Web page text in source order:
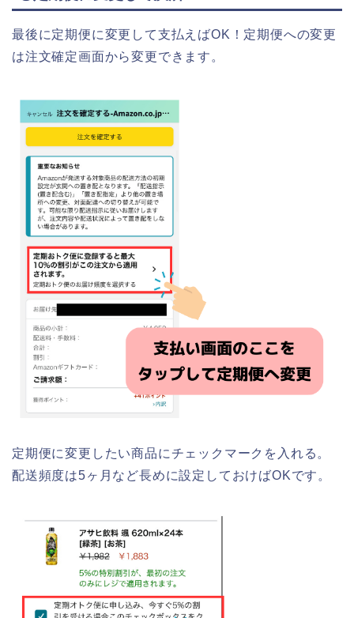
最後に定期便に変更して支払えばOK！定期便への変更
は注文確定画面から変更できます。
定期便に変更したい商品にチェックマークを入れる。
配送頻度は5ヶ月など長めに設定しておけばOKです。